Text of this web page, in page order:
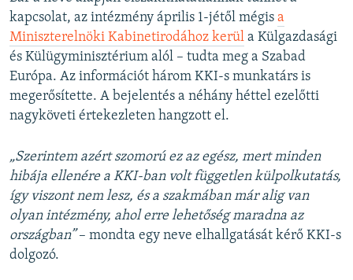
kapcsolat, az intézmény április 1-jétől mégis a
Miniszterelnöki Kabinetirodához kerül a Külgazdasági
és Külügyminisztérium alól – tudta meg a Szabad
Európa. Az információt három KKI-s munkatárs is
megerősítette. A bejelentés a néhány héttel ezelőtti
nagyköveti értekezleten hangzott el.
„​Szerintem azért szomorú ez az egész, mert minden
hibája ellenére a KKI-ban volt független külpolkutatás,
így viszont nem lesz, és a szakmában már alig van
olyan intézmény, ahol erre lehetőség maradna az
országban”– mondta egy neve elhallgatását kérő KKI-s
dolgozó.